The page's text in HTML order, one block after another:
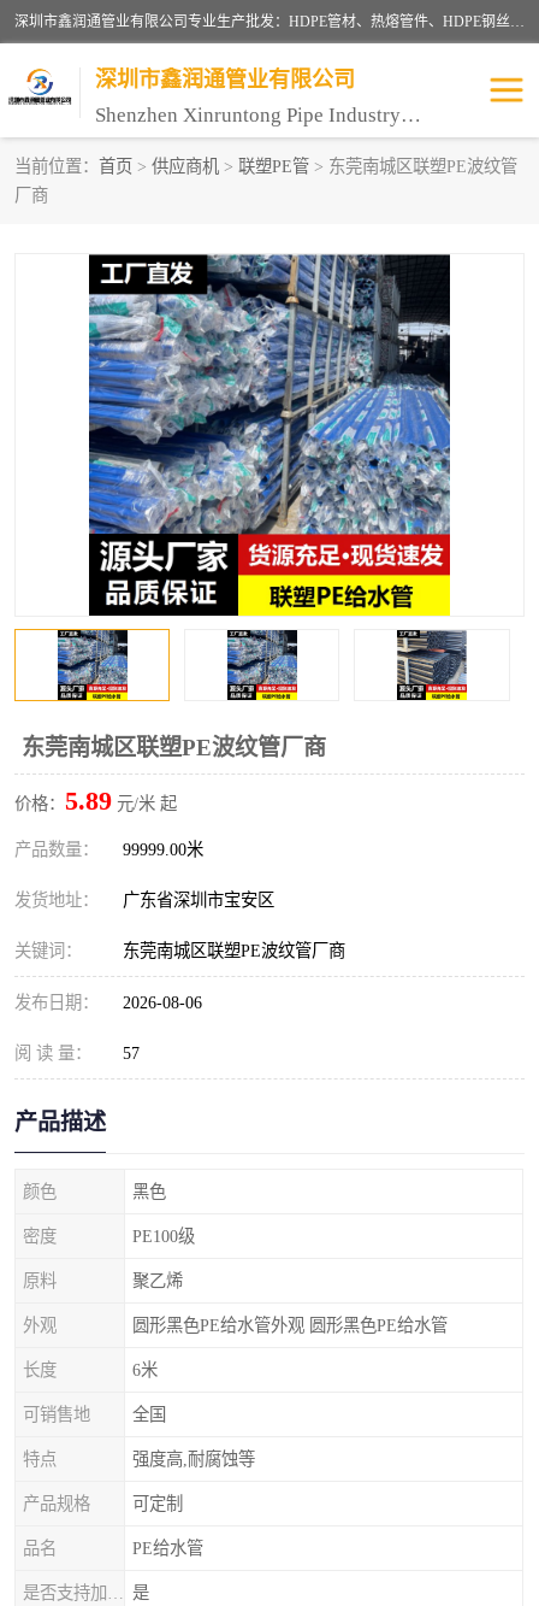
深圳市鑫润通管业有限公司专业生产批发：HDPE管材、热熔管件、HDPE钢丝骨架管、电熔管件、HDPE双壁波纹管、MPP电力管、井盖、PVC管材管件、PPR管材管件等；公司自创建以来，始终秉承“团结、务实、创新、守信”的服务宗旨，凭借专业的服务以及多年的勤奋拼搏，发展成为一家专业销售各种管材管件，绝缘电工套管及配件等系列产品的贸易公司。
深圳市鑫润通管业有限公司
Shenzhen Xinruntong Pipe Industry Co., Ltd
当前位置： 首页 > 供应商机 > 联塑PE管 > 东莞南城区联塑PE波纹管
厂商
东莞南城区联塑PE波纹管厂商
价格： 5.89 元/米 起
产品数量： 99999.00米
发货地址： 广东省深圳市宝安区
关键词： 东莞南城区联塑PE波纹管厂商
发布日期： 2026-08-06
阅 读 量： 57
产品描述
颜色 黑色
密度 PE100级
原料 聚乙烯
外观 圆形黑色PE给水管外观 圆形黑色PE给水管
长度 6米
可销售地 全国
特点 强度高,耐腐蚀等
产品规格 可定制
品名 PE给水管
是
HDPE管材给水管
HDPE双壁波纹管 HDPE电力通讯管
UPVC电力通讯管 MPP电力通信管
联塑PVC管 联塑PPR管
联塑PE管 联塑家装红蓝线管